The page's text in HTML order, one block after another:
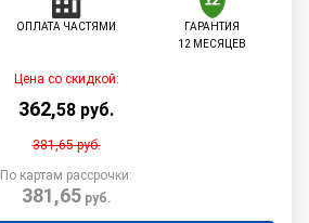
ОПЛАТА ЧАСТЯМИ
ГАРАНТИЯ
12 МЕСЯЦЕВ
Цена со скидкой:
362,58 руб.
381,65руб.
По картам рассрочки:
381,65руб.